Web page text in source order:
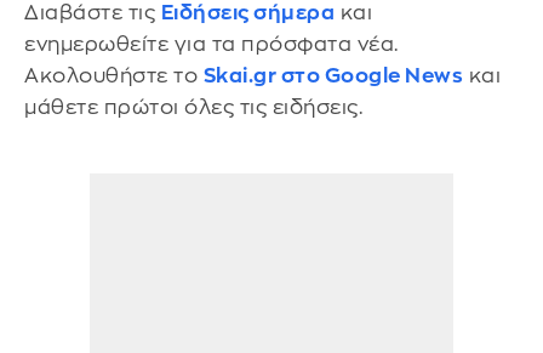
Διαβάστε τις Ειδήσεις σήμερα και
ενημερωθείτε για τα πρόσφατα νέα.
Ακολουθήστε το Skai.gr στο Google News και
μάθετε πρώτοι όλες τις ειδήσεις.